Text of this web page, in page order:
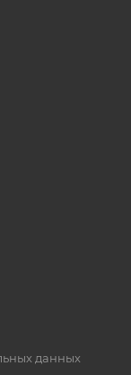
данных